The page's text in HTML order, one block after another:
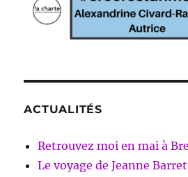
ACTUALITÉS
Retrouvez moi en mai à
Le voyage de Jeanne